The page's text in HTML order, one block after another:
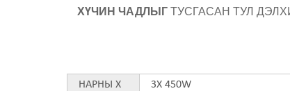
ХҮЧИН ЧАДЛЫГТУСГАСАН ТУЛ
НАРНЫ Х
3X 450W